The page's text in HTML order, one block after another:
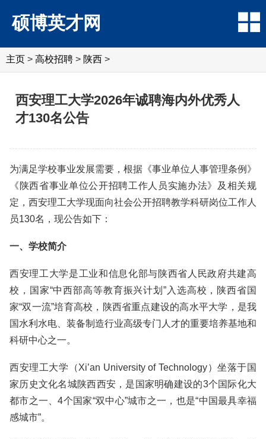
硕博英才网
主页 > 高校招聘 > 陕西 >
西安理工大学2026年诚聘海内外优秀人
才130名公告
为满足学校事业发展需要，根据《事业单位人事管理条例》
《陕西省事业单位公开招聘工作人员实施办法》及相关规
定，西安理工大学现面向社会公开招聘教学科研岗位工作人
员130名，现公告如下：
一、学校简介
西安理工大学是工业和信息化部与陕西省人民政府共建高
校，国家“中西部高等教育振兴计划”入选高校，陕西省国
家“双一流”培育高校，陕西省重点建设的高水平大学，是我
国水利水电、装备制造行业高级专门人才的重要培养基地和
科研中心之一。
西安理工大学（Xi’an University of Technology）坐落于国
家历史文化名城陕西西安，是国家明确建设的3个国际化大
都市之一、4个国家“双中心”城市之一，也是“中国最具幸福
感城市”。